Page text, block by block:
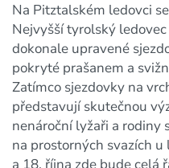
Na Pitztalském ledovci
Nejvyšší tyrolský
dokonale upravené
pokryté prašanem a
Zatímco sjezdovky na
představují skutečnou
nenároční lyžaři a rodiny
na prostorných svazích